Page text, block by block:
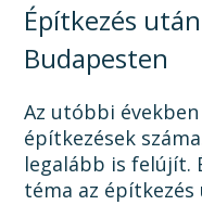
Építkezés
Budapesten
Az utóbbi
építkezések
legalább is felújít.
téma az